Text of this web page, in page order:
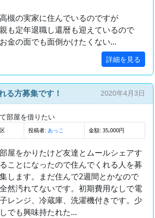
高槻の実家に住んでいるのですが
親も定年退職し還暦も迎えているので
お金の面でも面倒かけたくない...
詳細を見る
る方募集です！ 2020年4月3日
部屋を借りたい
投稿者: あっこ 金額: 35,000円
部屋をかりたけど友達とムールシェアす
ることになったので住んでくれる人を募
集します。まだ住んで2週間とかなので
全然汚れてないです。初期費用なしで電
子レンジ、冷蔵庫、洗濯機付きです。少
しでも興味持たれた...